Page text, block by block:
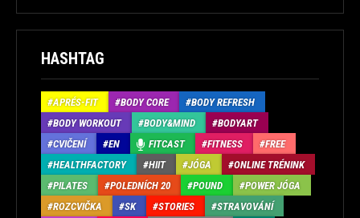
HASHTAG
APRÉS-FIT BODY CORE
BODY REFRESH
BODY WORKOUT
BODY&MIND
BODYART
CVIČENÍ
EN FITCAST FITNESS
FREE
HEALTHFACTORY
HIIT JÓGA
ONLINE TRÉNINK
PILATES
POLEDNÍCH 20 POUND
POWER JÓGA
ROZCVIČKA
SK STORIES
STRAVOVÁNÍ